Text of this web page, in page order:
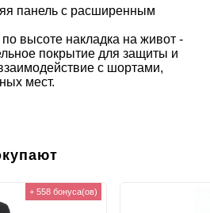
панель с расширенным
высоте накладка на живот -
покрытие для защиты и
с шортами,
мест.
+ 558 бонуса(ов)